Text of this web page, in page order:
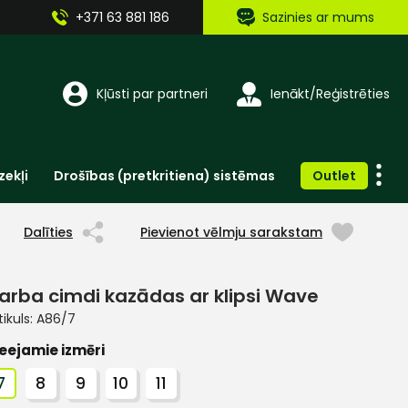
+371 63 881 186 Sazinies ar mums
Kļūsti par partneri Ienākt/Reģistrēties
Drošības (pretkritiena) sistēmas Outlet
Dalīties Pievienot vēlmju sarakstam
cimdi kazādas ar klipsi Wave
A86/7
izmēri
8 9 10 11